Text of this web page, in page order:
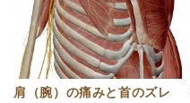
肩（腕）の痛みと首のズレ